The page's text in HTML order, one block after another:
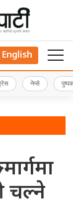
English
नेप्से
चल्ने